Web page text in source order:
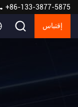
+86-133-3877-5875
إقتباس